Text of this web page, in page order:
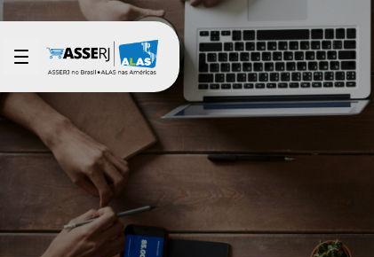
Skip to Main Content